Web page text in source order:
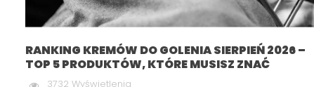
KARTACZ DO BRODY I
SZCZOTKA DO BRODY –
DETOKS TWARZY:
RANKING KREMÓW DO GOLENIA SIERPIEŃ 2026 –
TOP 5 PRODUKTÓW, KTÓRE MUSISZ ZNAĆ
3732 Wyświetlenia